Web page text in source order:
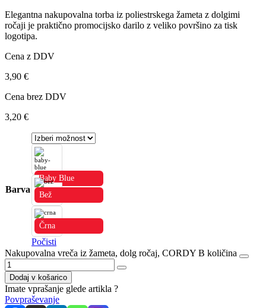
Elegantna nakupovalna torba iz poliestrskega žameta z dolgimi
ročaji je praktično promocijsko darilo z veliko površino za tisk
logotipa.
Cena z DDV
3,90 €
Cena brez DDV
3,20 €
Barva
Baby Blue
Bež
Črna
Počisti
Nakupovalna vreča iz žameta, dolg ročaj, CORDY B količina
Dodaj v košarico
Imate vprašanje glede artikla ?
Povpraševanje